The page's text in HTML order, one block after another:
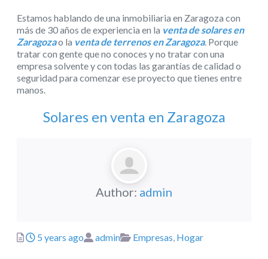
Estamos hablando de una inmobiliaria en Zaragoza con
más de 30 años de experiencia en la venta de solares en
Zaragozao la venta de terrenos en Zaragoza. Porque
tratar con gente que no conoces y no tratar con una
empresa solvente y con todas las garantías de calidad o
seguridad para comenzar ese proyecto que tienes entre
manos.
Solares en venta en Zaragoza
Author: admin
Posted
5 years ago Author
admin Categories
Empresas, Hogar